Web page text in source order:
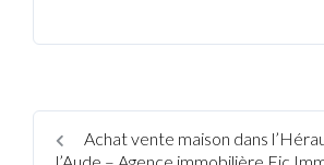
Achat vente maison dans